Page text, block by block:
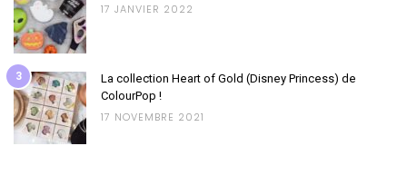
17 JANVIER 2022
3
La collection Heart of Gold (Disney Princess) de
ColourPop !
17 NOVEMBRE 2021